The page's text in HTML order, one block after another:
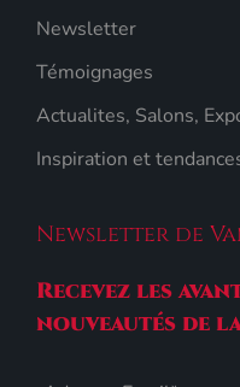
Newsletter
Témoignages
Actualites, Salons,
Inspiration et
Newsletter de
Recevez les
nouveautés de